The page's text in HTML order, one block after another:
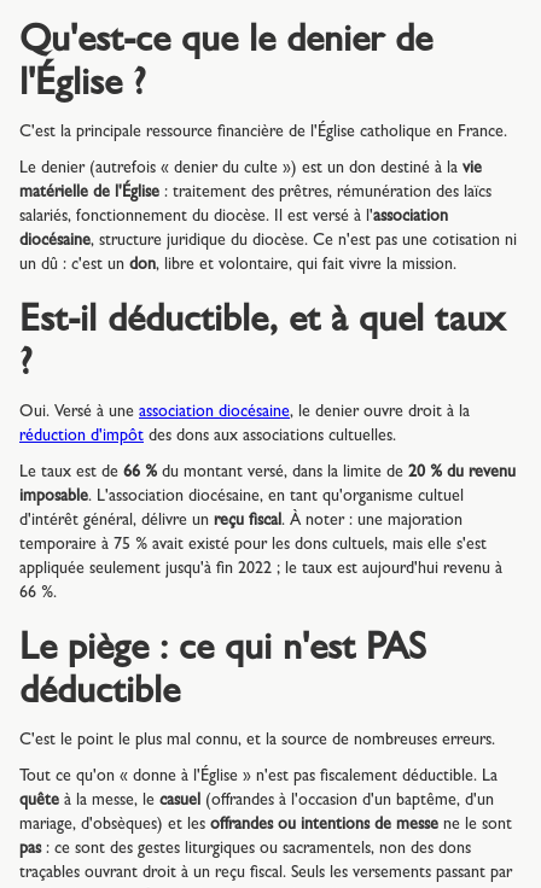
Qu'est-ce que le denier de
l'Église ?
C'est la principale ressource financière de l'Église catholique en France.
Le denier (autrefois « denier du culte ») est un don destiné à la vie
matérielle de l'Église : traitement des prêtres, rémunération des laïcs
salariés, fonctionnement du diocèse. Il est versé à l'association
diocésaine, structure juridique du diocèse. Ce n'est pas une cotisation ni
un dû : c'est un don, libre et volontaire, qui fait vivre la mission.
Est-il déductible, et à quel taux
?
Oui. Versé à une association diocésaine, le denier ouvre droit à la
réduction d'impôt des dons aux associations cultuelles.
Le taux est de 66 % du montant versé, dans la limite de 20 % du revenu
imposable. L'association diocésaine, en tant qu'organisme cultuel
d'intérêt général, délivre un reçu fiscal. À noter : une majoration
temporaire à 75 % avait existé pour les dons cultuels, mais elle s'est
appliquée seulement jusqu'à fin 2022 ; le taux est aujourd'hui revenu à
66 %.
Le piège : ce qui n'est PAS
déductible
C'est le point le plus mal connu, et la source de nombreuses erreurs.
Tout ce qu'on « donne à l'Église » n'est pas fiscalement déductible. La
quête à la messe, le casuel (offrandes à l'occasion d'un baptême, d'un
mariage, d'obsèques) et les offrandes ou intentions de messe ne le sont
pas: ce sont des gestes liturgiques ou sacramentels, non des dons
traçables ouvrant droit à un reçu fiscal. Seuls les versements passant par